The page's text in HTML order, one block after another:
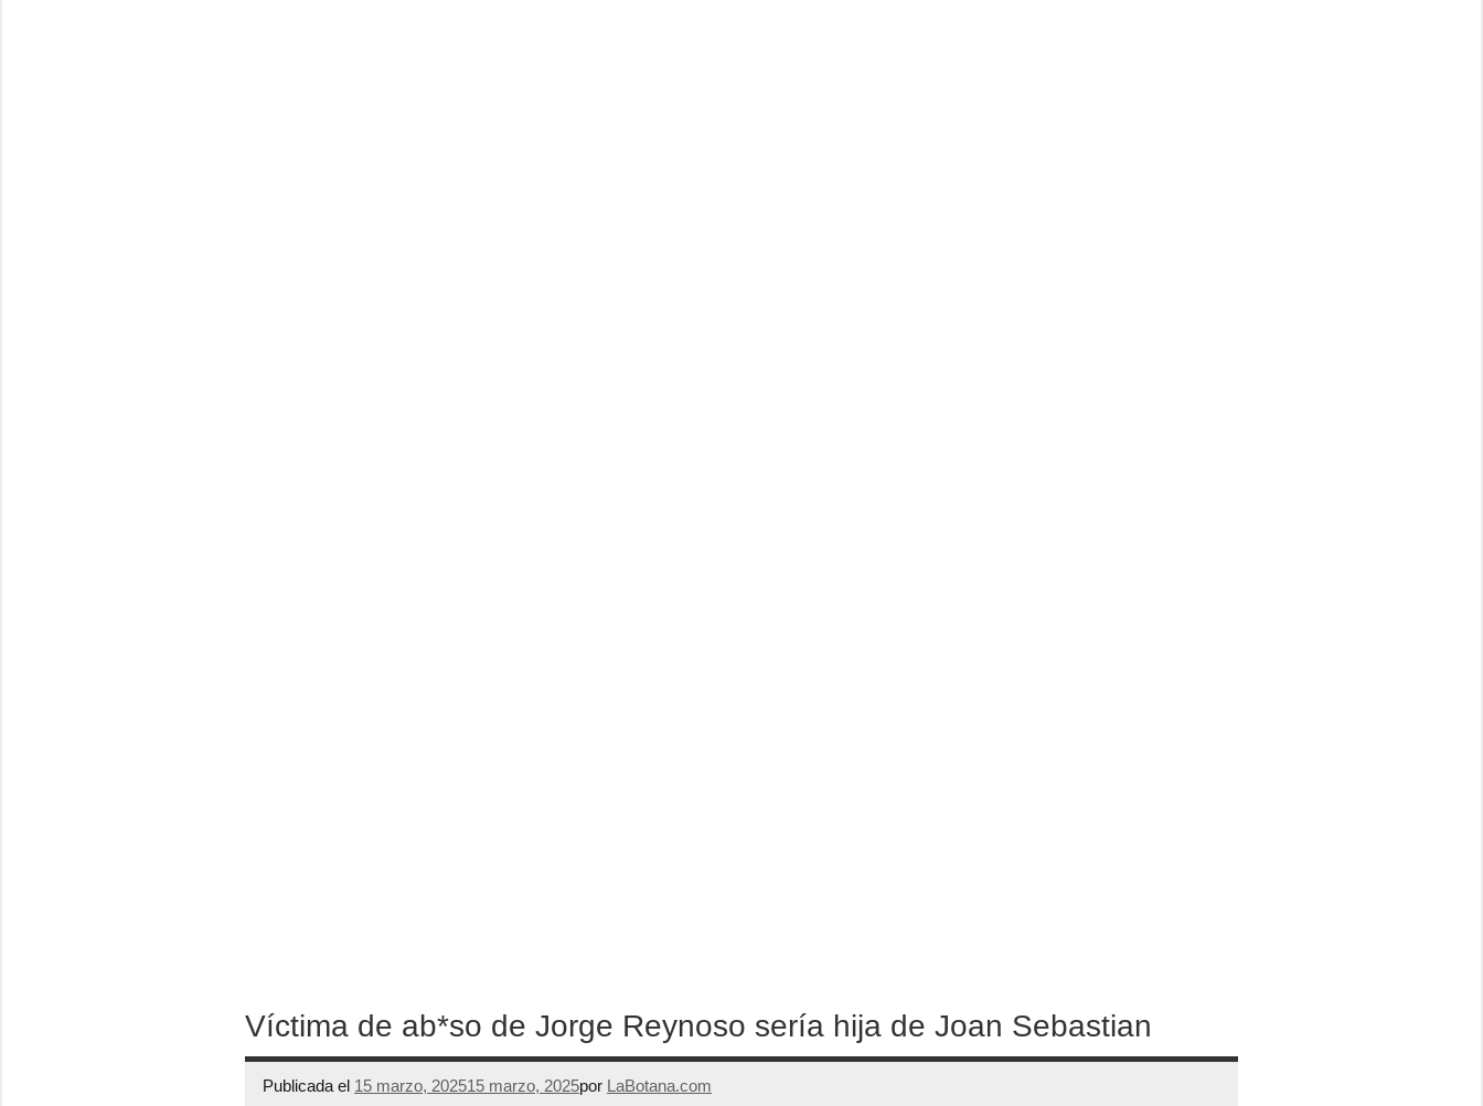
Víctima de ab*so de Jorge Reynoso sería hija de Joan Sebastian
Publicada el 15 marzo, 202515 marzo, 2025por LaBotana.com